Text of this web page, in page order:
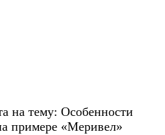
на тему: Особенности
примере «Меривел»